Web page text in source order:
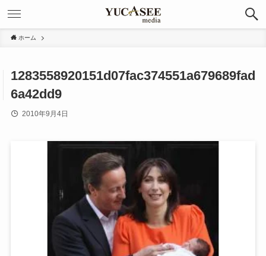
ホーム
1283558920151d07fac374551a679689fad
6a42dd9
2010年9月4日